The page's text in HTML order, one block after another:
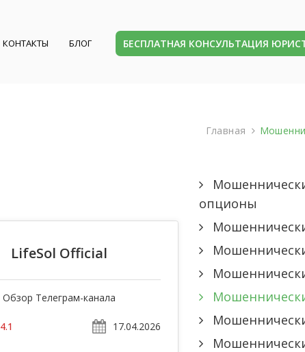
КОНТАКТЫ БЛОГ БЕСПЛАТНАЯ КОНСУЛЬТАЦИЯ
Главная
опционы
LifeSol Official
Обзор Телеграм-канала
4.1 17.04.2026